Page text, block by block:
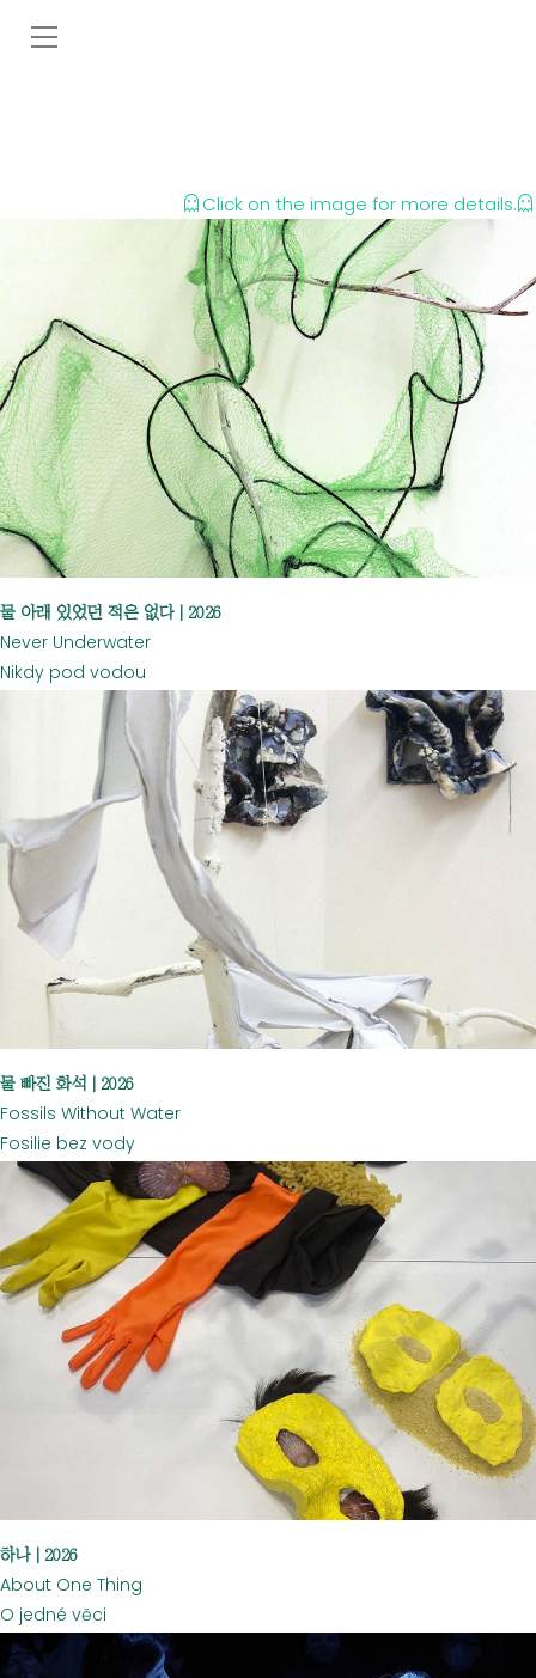
Click on the image for more details.
물 아래 있었던 적은 없다 | 2026
Never Underwater
Nikdy pod vodou
물 빠진 화석 | 2026
Fossils Without Water
Fosilie bez vody
하나 | 2026
About One Thing
O jedné věci